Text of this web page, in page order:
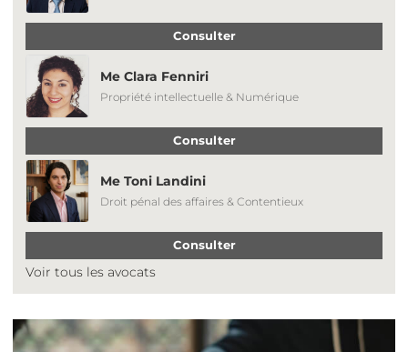
Consulter
Me Clara Fenniri
Propriété intellectuelle & Numérique
Consulter
Me Toni Landini
Droit pénal des affaires & Contentieux
Consulter
Voir tous les avocats